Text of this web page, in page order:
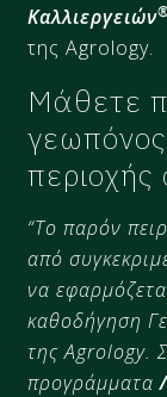
Καλλιεργειών
της Agrology.
Μάθετε
περιοχής
“Το παρόν
από
να
καθοδήγηση
της Agrology.
προγράμματα